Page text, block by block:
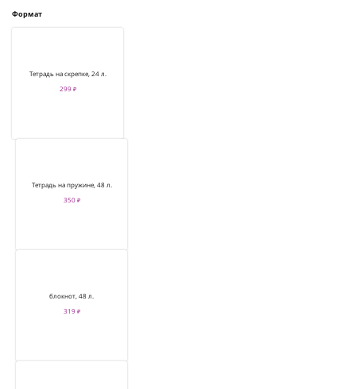
Формат
Тетрадь на скрепке, 24 л.
299 ₽
Тетрадь на пружине, 48 л.
350 ₽
блокнот, 48 л.
319 ₽